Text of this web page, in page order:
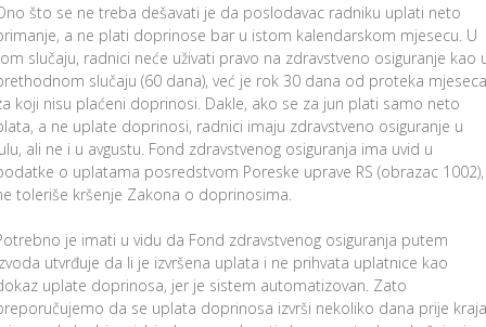
što se ne treba dešavati je da poslodavac radniku uplati neto
a ne plati doprinose bar u istom kalendarskom mjesecu. U
slučaju, radnici neće uživati pravo na zdravstveno osiguranje kao
slučaju (60 dana), već je rok 30 dana od proteka mjeseca
koji nisu plaćeni doprinosi. Dakle, ako se za jun plati samo neto
a ne uplate doprinosi, radnici imaju zdravstveno osiguranje u
ali ne i u avgustu. Fond zdravstvenog osiguranja ima uvid u
o uplatama posredstvom Poreske uprave RS (obrazac
toleriše kršenje Zakona o doprinosima.
je imati u vidu da Fond zdravstvenog osiguranja putem
utvrđuje da li je izvršena uplata i ne prihvata uplatnice kao
uplate doprinosa, jer je sistem automatizovan. Zato
da se uplata doprinosa izvrši nekoliko dana prije kraja